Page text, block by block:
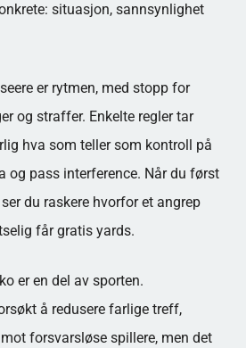
situasjon, sannsynlighet
er rytmen, med stopp for
og straffer. Enkelte regler tar
hva som teller som kontroll på
og pass interference. Når du først
du raskere hvorfor et angrep
får gratis yards.
er en del av sporten.
å redusere farlige treff,
forsvarsløse spillere, men det